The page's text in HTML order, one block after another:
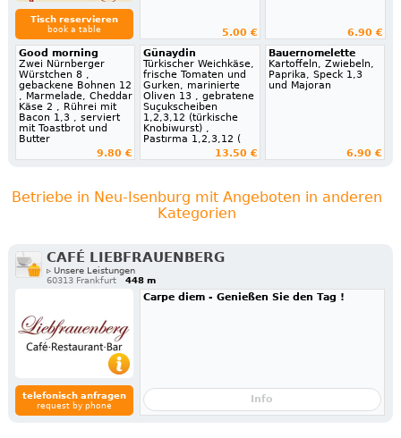
Tisch reservieren
book a table 5.00 €
6.90 €
Good morning
Zwei Nürnberger
Würstchen 8 ,
gebackene Bohnen 12
, Marmelade, Cheddar
Käse 2 , Rührei mit
Bacon 1,3 , serviert
mit Toastbrot und
Butter
9.80 €
Günaydin
Türkischer Weichkäse,
frische Tomaten und
Gurken, marinierte
Oliven 13 , gebratene
Suçukscheiben
1,2,3,12 (türkische
Knobiwurst) ,
Pastırma 1,2,3,12 (
13.50 €
Bauernomelette
Kartoffeln, Zwiebeln,
Paprika, Speck 1,3
und Majoran
6.90 €
Betriebe in Neu-Isenburg mit Angeboten in anderen
Kategorien
CAFÉ LIEBFRAUENBERG
▹ Unsere Leistungen
60313 Frankfurt
448 m
telefonisch anfragen
request by phone
Carpe diem - Genießen Sie den Tag !
Info